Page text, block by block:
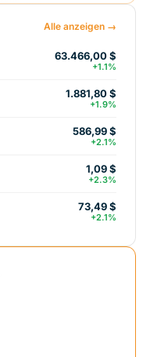
Alle anzeigen →
63.466,00 $
+1.1%
1.881,80 $
+1.9%
586,99 $
+2.1%
1,09 $
+2.3%
73,49 $
+2.1%